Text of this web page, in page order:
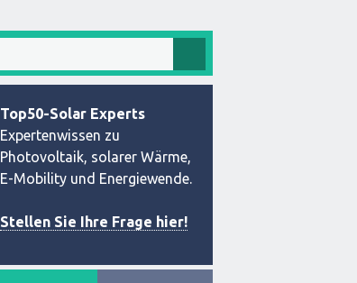
Top50-Solar Experts
Expertenwissen zu
Photovoltaik, solarer Wärme,
E-Mobility und Energiewende.
Stellen Sie Ihre Frage hier!